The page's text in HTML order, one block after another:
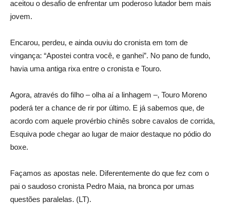
aceitou o desafio de enfrentar um poderoso lutador bem mais
jovem.
Encarou, perdeu, e ainda ouviu do cronista em tom de
vingança: “Apostei contra você, e ganhei”. No pano de fundo,
havia uma antiga rixa entre o cronista e Touro.
Agora, através do filho – olha aí a linhagem –, Touro Moreno
poderá ter a chance de rir por último. E já sabemos que, de
acordo com aquele provérbio chinês sobre cavalos de corrida,
Esquiva pode chegar ao lugar de maior destaque no pódio do
boxe.
Façamos as apostas nele. Diferentemente do que fez com o
pai o saudoso cronista Pedro Maia, na bronca por umas
questões paralelas. (LT).